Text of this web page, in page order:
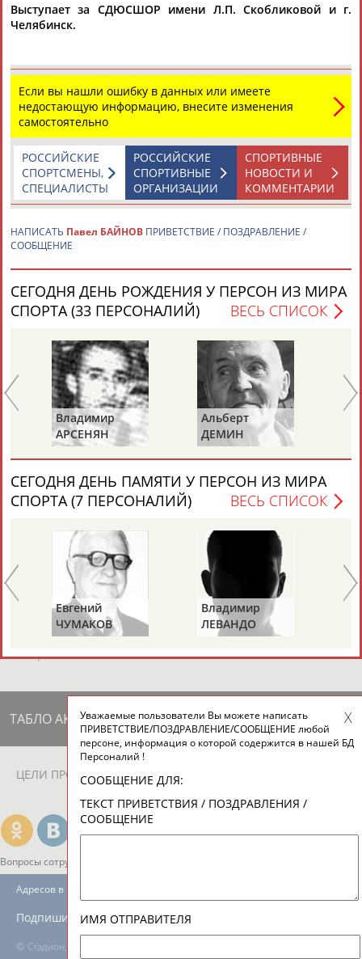
БУЛАТОВА
Каримжан
АБДРАХМАНОВ
Аделя
АБДРАХМАНОВА
Андрей
АБДУВАЛИЕВ
Герман
АБДУЛАЕВ
Рамазан
АБДУЛАЕВ
Тагир
АБДУЛАЕВ
Камиль
АБДУЛАЗИЗОВ
Загалав
АБДУЛБЕКОВ
Камалудин
АБДУЛДАУДОВ
Абдула
АБДУЛЖАЛИЛОВ
Магомед
АБДУЛКАГИРОВ
Назир
АБДУЛЛАЕВ
24 персон из 13181
ЕЩЁ ПЕРСОНЫ
ТАБЛО АКТИВНОСТИ
ЦЕЛИ ПРОЕКТА КОНТАКТЫ
Вопросы сотрудничества и совместной деятельности
© Стадион, 1998-2026
Адресов в новостной рассылке: 997
Подпишись
Выступает за СДЮСШОР имени Л.П. Скобликовой и г.
Челябинск.
Если вы нашли ошибку в данных или имеете
недостающую информацию, внесите изменения
самостоятельно
СПОРТИВНЫЕ
НОВОСТИ И
КОММЕНТАРИИ
РОССИЙСКИЕ
СПОРТИВНЫЕ
ОРГАНИЗАЦИИ
РОССИЙСКИЕ
СПОРТСМЕНЫ,
СПЕЦИАЛИСТЫ
НАПИСАТЬ Павел БАЙНОВ ПРИВЕТСТВИЕ / ПОЗДРАВЛЕНИЕ /
СООБЩЕНИЕ
СЕГОДНЯ ДЕНЬ РОЖДЕНИЯ У ПЕРСОН ИЗ МИРА
СПОРТА (33 ПЕРСОНАЛИЙ)
ВЕСЬ СПИСОК
Владимир
АРСЕНЯН
Альберт
ДЕМИН
СЕГОДНЯ ДЕНЬ ПАМЯТИ У ПЕРСОН ИЗ МИРА
СПОРТА (7 ПЕРСОНАЛИЙ)
ВЕСЬ СПИСОК
Евгений
ЧУМАКОВ
Владимир
ЛЕВАНДО
Уважаемые пользователи Вы можете написать
ПРИВЕТСТВИЕ/ПОЗДРАВЛЕНИЕ/СООБЩЕНИЕ любой
персоне, информация о которой содержится в нашей БД
Персоналий !
СООБЩЕНИЕ ДЛЯ:
ТЕКСТ ПРИВЕТСТВИЯ / ПОЗДРАВЛЕНИЯ /
СООБЩЕНИЕ
ИМЯ ОТПРАВИТЕЛЯ